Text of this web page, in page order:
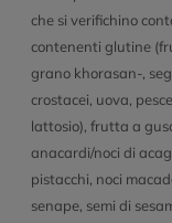
che si verifichino
contenenti glutine
grano khorasan-,
crostacei, uova,
lattosio), frutta a
anacardi/noci di
pistacchi, noci
senape, semi di